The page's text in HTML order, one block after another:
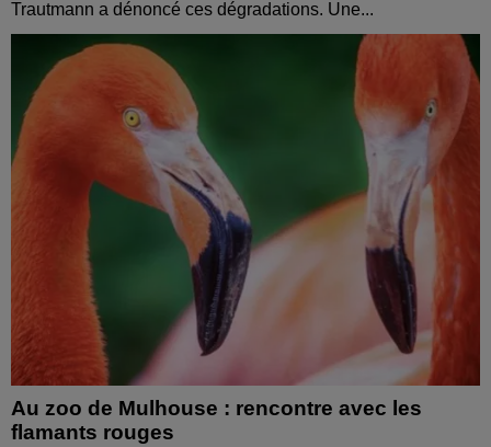
Trautmann a dénoncé ces dégradations. Une...
Au zoo de Mulhouse : rencontre avec les
flamants rouges